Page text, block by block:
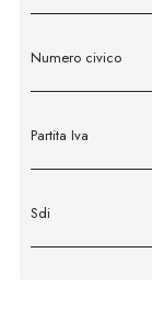
Numero civico
Partita Iva
Sdi